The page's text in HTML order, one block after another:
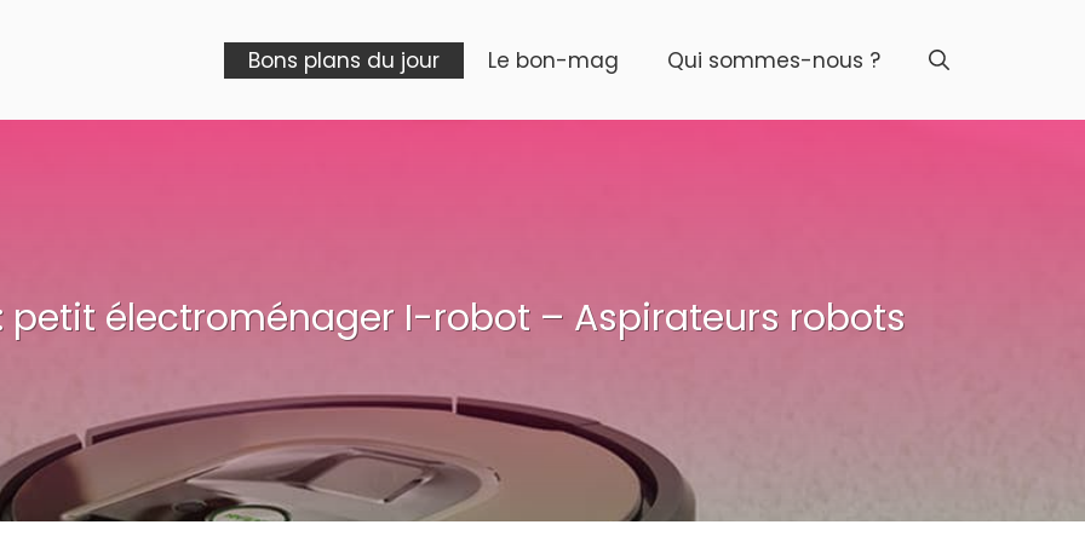
Bons plans du jour Le bon-mag Qui sommes-nous ?
petit électroménager I-robot – Aspirateurs robots